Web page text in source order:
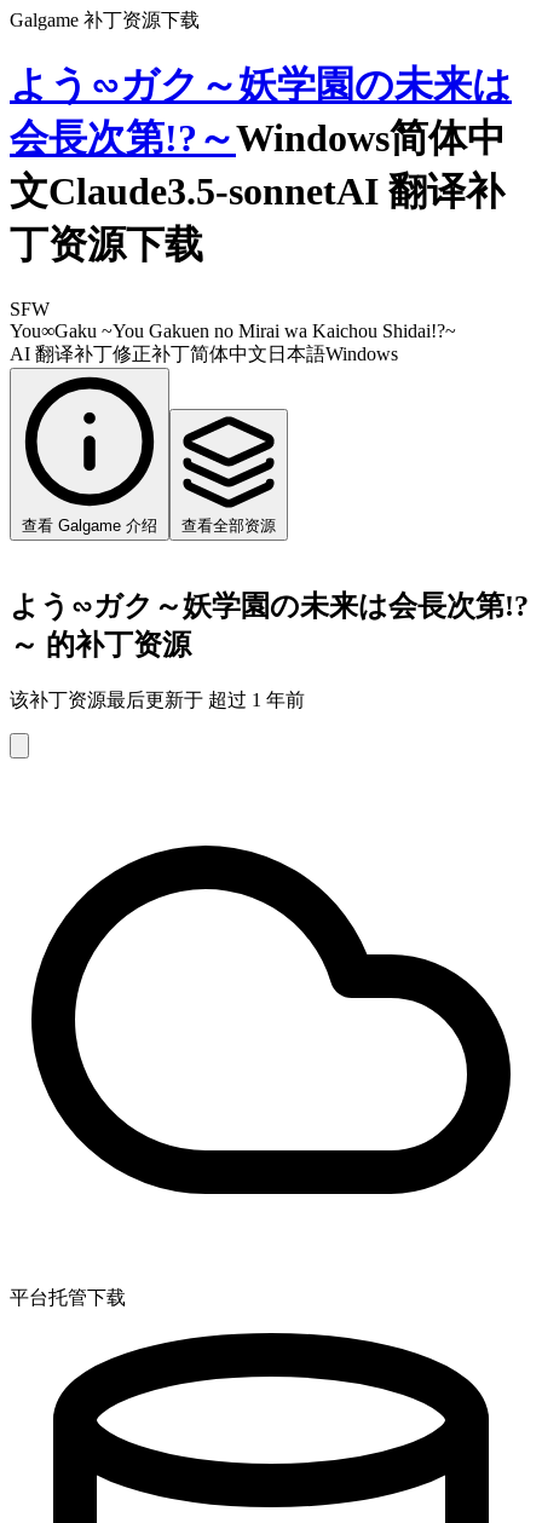
Galgame 补丁资源下载
よう∽ガク～妖学園の未来は
会長次第!?～Windows简体中
文Claude3.5-sonnetAI 翻译补
丁资源下载
SFW
You∞Gaku ~You Gakuen no Mirai wa Kaichou Shidai!?~
AI 翻译补丁修正补丁简体中文 日本語Windows
查看 Galgame 介绍 查看全部资源
よう∽ガク～妖学園の未来は会長次第!?
～ 的补丁资源
该补丁资源最后更新于 超过 1 年前
平台托管下载